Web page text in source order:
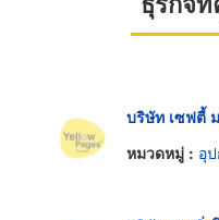
บริษัท เซฟตี้
หมวดหมู่ : อุ